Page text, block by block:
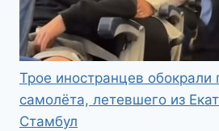
Трое иностранцев обокрали
самолёта, летевшего из
Стамбул